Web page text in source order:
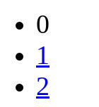
0
1
2